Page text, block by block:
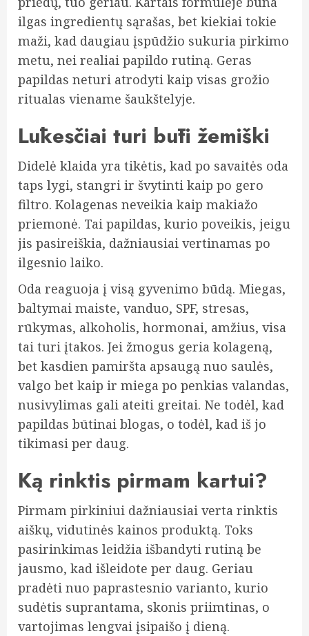
ilgas ingredientų sąrašas, bet kiekiai tokie
maži, kad daugiau įspūdžio sukuria pirkimo
metu, nei realiai papildo rutiną. Geras
papildas neturi atrodyti kaip visas grožio
ritualas viename šaukštelyje.
Lūkesčiai turi būti žemiški
Didelė klaida yra tikėtis, kad po savaitės oda
taps lygi, stangri ir švytinti kaip po gero
filtro. Kolagenas neveikia kaip makiažo
priemonė. Tai papildas, kurio poveikis, jeigu
jis pasireiškia, dažniausiai vertinamas po
ilgesnio laiko.
Oda reaguoja į visą gyvenimo būdą. Miegas,
baltymai maiste, vanduo, SPF, stresas,
rūkymas, alkoholis, hormonai, amžius, visa
tai turi įtakos. Jei žmogus geria kolageną,
bet kasdien pamiršta apsaugą nuo saulės,
valgo bet kaip ir miega po penkias valandas,
nusivylimas gali ateiti greitai. Ne todėl, kad
papildas būtinai blogas, o todėl, kad iš jo
tikimasi per daug.
Ką rinktis pirmam kartui?
Pirmam pirkiniui dažniausiai verta rinktis
aiškų, vidutinės kainos produktą. Toks
pasirinkimas leidžia išbandyti rutiną be
jausmo, kad išleidote per daug. Geriau
pradėti nuo paprastesnio varianto, kurio
sudėtis suprantama, skonis priimtinas, o
vartojimas lengvai įsipaišo į dieną.